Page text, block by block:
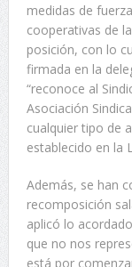
medidas de
cooperativas de
posición, con lo
firmada en la
“reconoce al
Asociación
cualquier tipo de
establecido en la
Además, se han
recomposición
aplicó lo
que no nos
está por